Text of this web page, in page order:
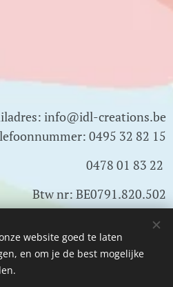
info@idl-creations.be
0495 32 82 15
0478 01 83 22
Btw nr: BE0791.820.502
Cookies
website goed te laten
en om je de best mogelijke